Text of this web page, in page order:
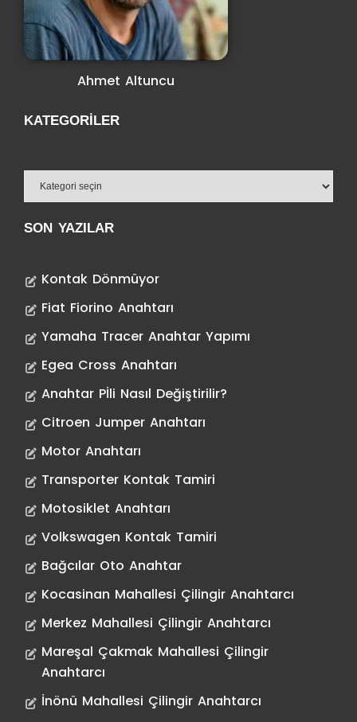
Ahmet Altuncu
KATEGORILER
SON YAZILAR
Kontak Dönmüyor
Fiat Fiorino Anahtarı
Yamaha Tracer Anahtar Yapımı
Egea Cross Anahtarı
Anahtar Pİli Nasıl Değiştirilir?
Citroen Jumper Anahtarı
Motor Anahtarı
Transporter Kontak Tamiri
Motosiklet Anahtarı
Volkswagen Kontak Tamiri
Bağcılar Oto Anahtar
Kocasinan Mahallesi Çilingir Anahtarcı
Merkez Mahallesi Çilingir Anahtarcı
Mareşal Çakmak Mahallesi Çilingir
Anahtarcı
İnönü Mahallesi Çilingir Anahtarcı